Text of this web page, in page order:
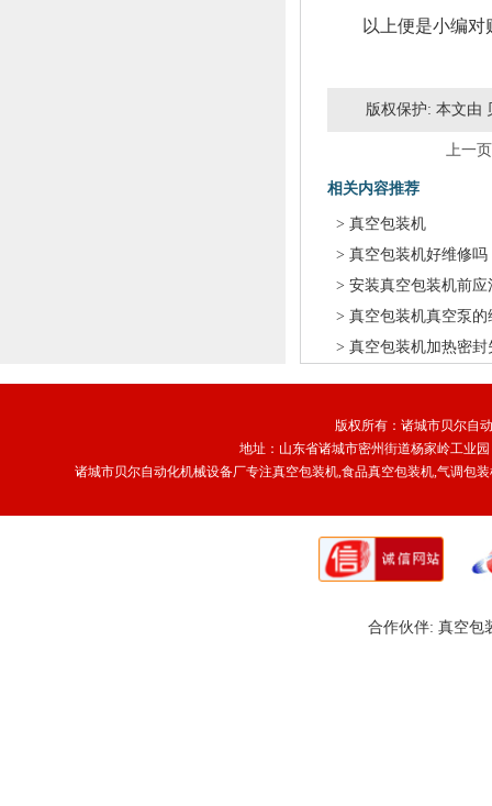
以上便是小编对贴
版权保护: 本文由
上一
相关内容推荐
> 真空包装机
> 真空包装机好维修吗
> 安装真空包装机前
> 真空包装机真空泵的
> 真空包装机加热密
版权所有：诸城市贝尔自
地址：山东省诸城市密州街道杨家岭工业
诸城市贝尔自动化机械设备厂专注真空包装机,食品真空包装机,气调包
合作伙伴: 真空包